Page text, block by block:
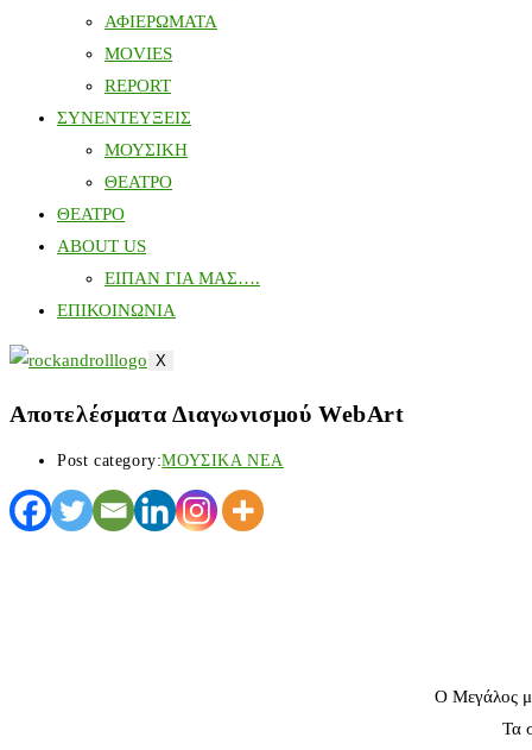
ΑΦΙΕΡΩΜΑΤΑ
MOVIES
REPORT
ΣΥΝΕΝΤΕΥΞΕΙΣ
ΜΟΥΣΙΚΗ
ΘΕΑΤΡΟ
ΘΕΑΤΡΟ
ABOUT US
ΕΙΠΑΝ ΓΙΑ ΜΑΣ….
ΕΠΙΚΟΙΝΩΝΙΑ
X
Αποτελέσματα Διαγωνισμού WebArt
Post category:ΜΟΥΣΙΚΑ ΝΕΑ
Ο Μεγάλος
Τα